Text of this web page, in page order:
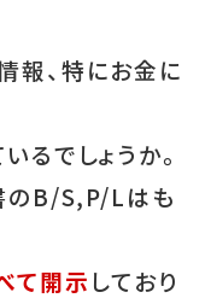
報、特にお金に
るでしょうか。
のB/S,P/Lはも
て開示 しており